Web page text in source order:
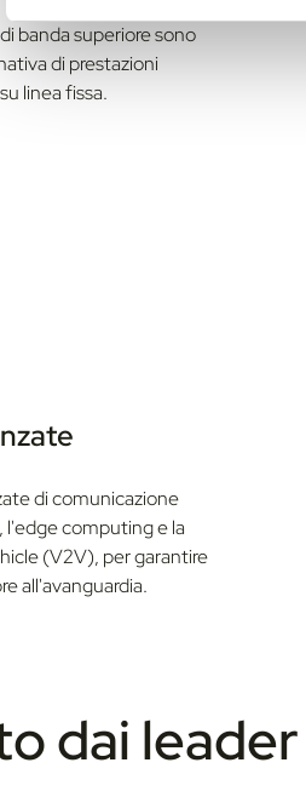
e
banda superiore sono
di prestazioni
linea fissa.
di comunicazione
l'edge computing e la
(V2V), per garantire
all'avanguardia.
dai